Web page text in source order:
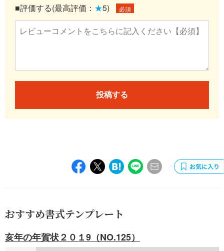
■評価する(最高評価： ★5) 必須
投稿する
おすすめ書式テンプレート
亥年の年賀状２０１9（NO.125）